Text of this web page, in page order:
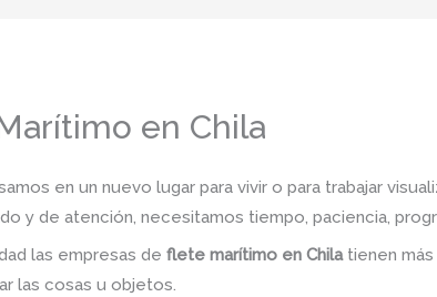
en Chila
en un nuevo lugar para vivir o para trabajar
y de atención, necesitamos tiempo, paciencia,
las empresas deflete marítimo en Chila tienen
las cosas u objetos.